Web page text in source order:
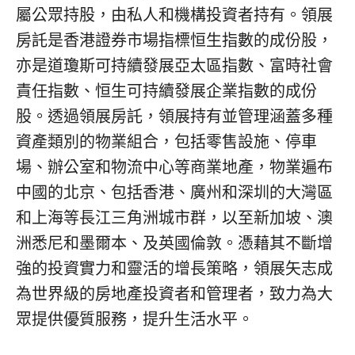
屬公眾持股，由私人和機構投資者持有。領展
房託是香港證券市場指標恒生指數的成份股，
亦是道瓊斯可持續發展亞太區指數、富時社會
責任指數、恒生可持續發展企業指數的成份
股。透過領展房託，領展持有並管理涵蓋多種
資產類別的物業組合，包括零售設施、停車
場、辦公室和物流中心等商業地產，物業遍布
中國的北京、包括香港、廣州和深圳的大灣區
和上海等長江三角洲城市群，以至新加坡、澳
洲悉尼和墨爾本、及英國倫敦。憑藉其不斷增
強的投資實力和靈活的增長策略，領展矢志成
為世界級的房地產投資者和管理者，致力為大
眾提供優質服務，提升生活水平。